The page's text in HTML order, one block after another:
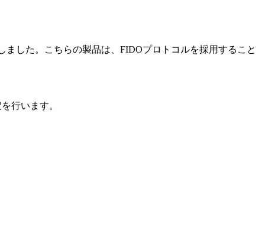
ました。こちらの製品は、FIDOプロトコルを採用すること
行います。